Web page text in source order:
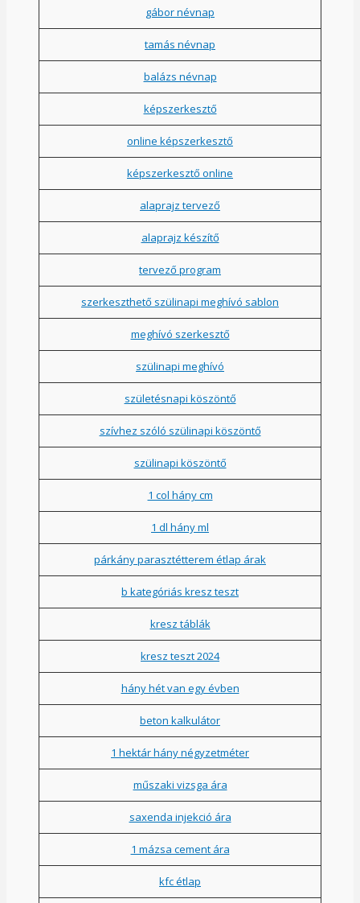
gábor névnap
tamás névnap
balázs névnap
képszerkesztő
online képszerkesztő
képszerkesztő online
alaprajz tervező
alaprajz készítő
tervező program
szerkeszthető szülinapi meghívó sablon
meghívó szerkesztő
szülinapi meghívó
születésnapi köszöntő
szívhez szóló szülinapi köszöntő
szülinapi köszöntő
1 col hány cm
1 dl hány ml
párkány parasztétterem étlap árak
b kategóriás kresz teszt
kresz táblák
kresz teszt 2024
hány hét van egy évben
beton kalkulátor
1 hektár hány négyzetméter
műszaki vizsga ára
saxenda injekció ára
1 mázsa cement ára
kfc étlap